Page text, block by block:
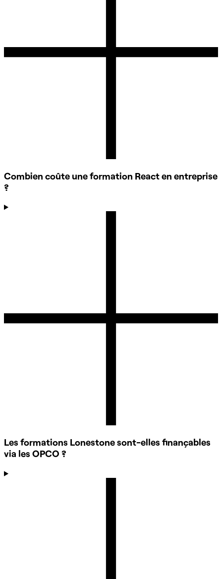
Combien coûte une formation React en entreprise
?
Les formations Lonestone sont-elles finançables
via les OPCO ?